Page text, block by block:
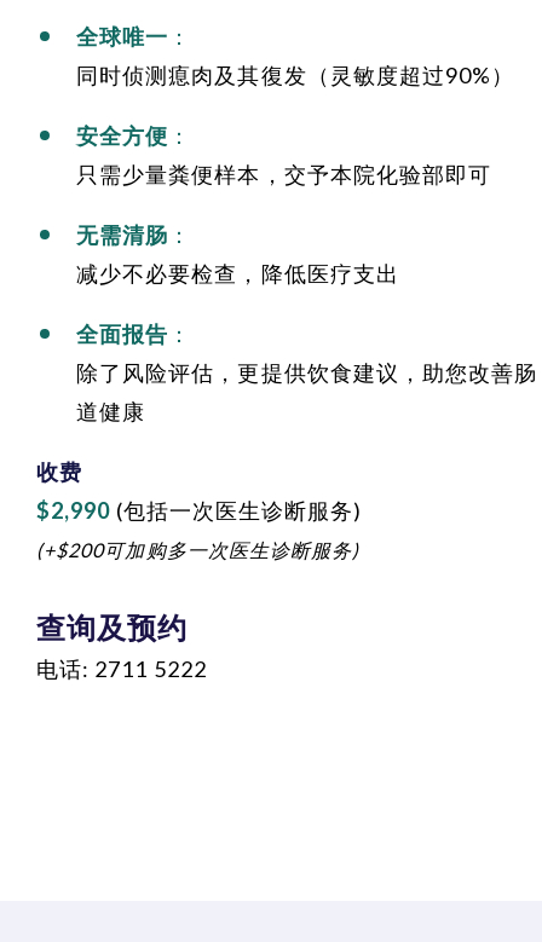
全球唯一 ：
同时侦测瘜肉及其復发（灵敏度超过90%）
安全方便 ：
只需少量粪便样本，交予本院化验部即可
无需清肠 ：
减少不必要检查，降低医疗支出
全面报告 ：
除了风险评估，更提供饮食建议，助您改善肠
道健康
收费
$2,990 (包括一次医生诊断服务)
(+$200可加购多一次医生诊断服务)
查询及预约
电话: 2711 5222